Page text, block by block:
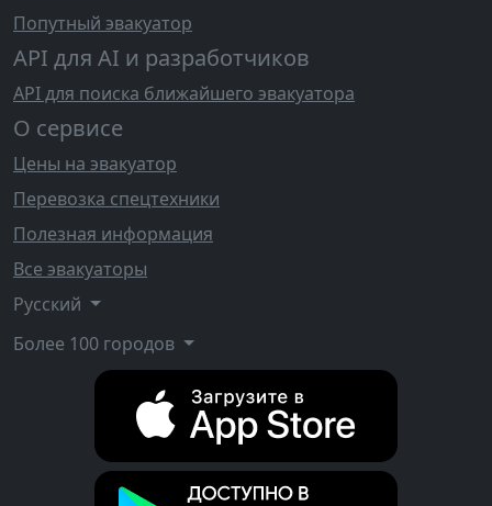
Попутный эвакуатор
API для AI и разработчиков
API для поиска ближайшего эвакуатора
О сервисе
Цены на эвакуатор
Перевозка спецтехники
Полезная информация
Все эвакуаторы
Русский
Более 100 городов